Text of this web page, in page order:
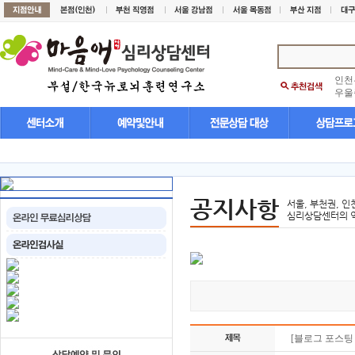
인
우
공지사항
서울, 부천권, 인
심리상담센터의
[블로그 포스